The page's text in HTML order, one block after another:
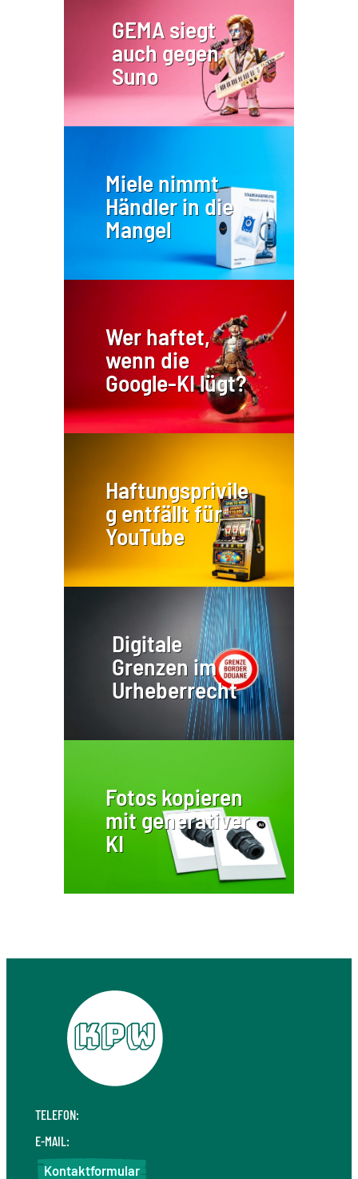
GEMA siegt
auch gegen
Suno
Miele nimmt
Händler in die
Mangel
Wer haftet,
wenn die
Google-KI lügt?
Haftungsprivile
g entfällt für
YouTube
Digitale
Grenzen im
Urheberrecht
Fotos kopieren
mit generativer
KI
TELEFON:
E-MAIL:
Kontaktformular